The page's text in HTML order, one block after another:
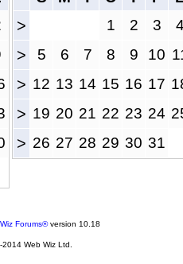
> 1 2 3
> 5 6 7 8 9 10
> 12 13 14 15 16 17
> 19 20 21 22 23 24
> 26 27 28 29 30 31
Forums®version 10.18
Web Wiz Ltd.